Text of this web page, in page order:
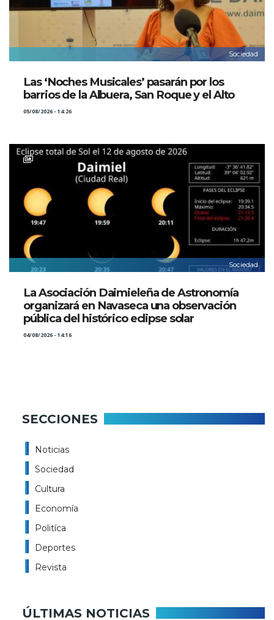
Sociedad
Las ‘Noches Musicales’ pasarán por los
barrios de la Albuera, San Roque y el Alto
05/08/2026 - 14:26
Sociedad
La Asociación Daimieleña de Astronomía
organizará en Navaseca una observación
pública del histórico eclipse solar
04/08/2026 - 14:16
SECCIONES
Noticias
Sociedad
Cultura
Economía
Politíca
Deportes
Revista
ÚLTIMAS NOTICIAS